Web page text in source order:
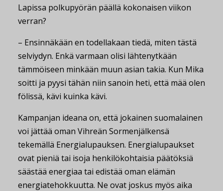
Lapissa polkupyörän päällä kokonaisen viikon
verran?
– Ensinnäkään en todellakaan tiedä, miten tästä
selviydyn. Enkä varmaan olisi lähtenytkään
tämmöiseen minkään muun asian takia. Kun Mika
soitti ja pyysi tähän niin sanoin heti, että mää olen
fölissä, kävi kuinka kävi.
Kampanjan ideana on, että jokainen suomalainen
voi jättää oman Vihreän Sormenjälkensä
tekemällä Energialupauksen. Energialupaukset
ovat pieniä tai isoja henkilökohtaisia päätöksiä
säästää energiaa tai edistää oman elämän
energiatehokkuutta. Ne ovat joskus myös aika